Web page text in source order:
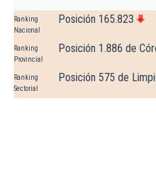
Ranking
Nacional
Posición 165.823
Ranking
Provincial
Posición 1.886 de
Ranking
Sectorial
Posición 575 de